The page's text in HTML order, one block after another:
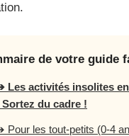
de votre guide
Les activités insolites
Sortez du cadre !
Pour les tout-petits (0-4